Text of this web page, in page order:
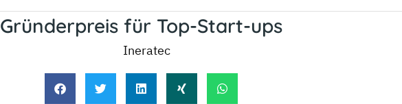
Gründerpreis für Top-Start-ups